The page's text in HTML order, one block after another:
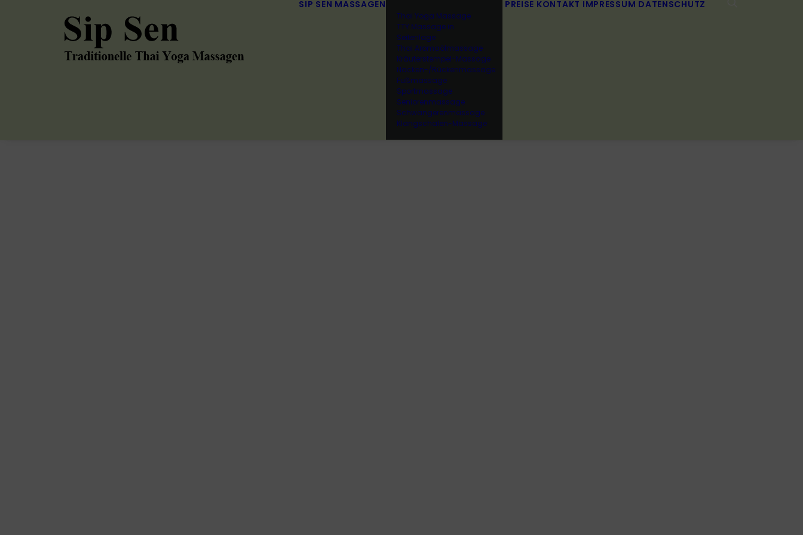
SIP SEN MASSAGEN
Thai Yoga Massage
TTY Massage in
Seitenlage
Thai Aromaölmassage
Kräuterstempel-Massage
Nacken-/Rückenmassage
Fußmassage
Sportmassage
Seniorenmassage
Schwangerenmassage
Klangschalen-Massage
PREISE KONTAKT IMPRESSUM DATENSCHUTZ